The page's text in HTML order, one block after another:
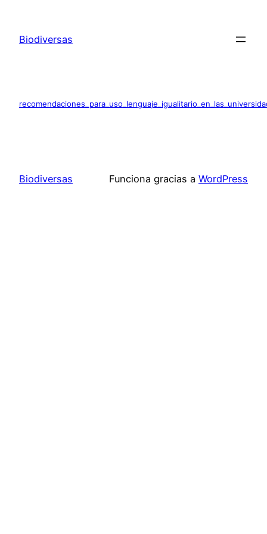
contenido
Biodiversas
Biodiversas Funciona gracias a WordPress